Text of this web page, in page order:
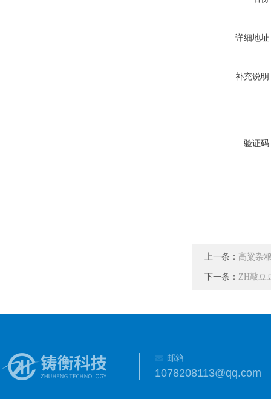
详细地址
补充说明
验证码
上一条： 高粱杂
下一条： ZH敲豆
邮箱
1078208113@qq.com